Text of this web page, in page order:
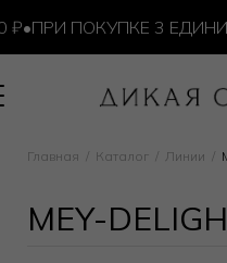
•ПРИ ПОКУПКЕ 3
Главная Каталог Линии
MEY-